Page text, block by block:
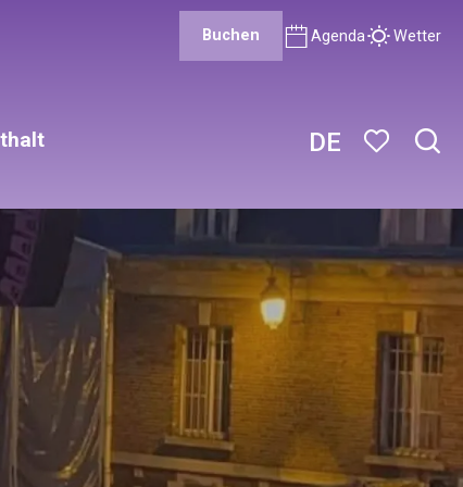
DE
Buchen Agenda Wetter